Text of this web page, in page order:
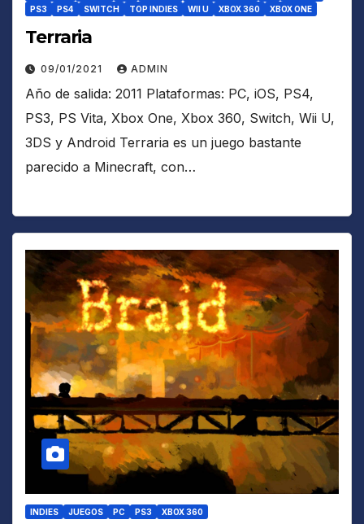
PS3
PS4 SWITCH TOP INDIES WII U XBOX 360 XBOX ONE
Terraria
09/01/2021 ADMIN
Año de salida: 2011 Plataformas: PC, iOS, PS4,
PS3, PS Vita, Xbox One, Xbox 360, Switch, Wii U,
3DS y Android Terraria es un juego bastante
parecido a Minecraft, con…
INDIES JUEGOS PC PS3 XBOX 360